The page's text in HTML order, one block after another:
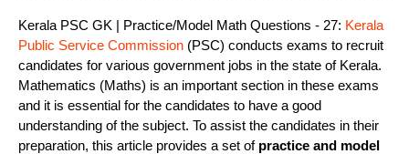
Kerala PSC GK | Practice/Model Math Questions - 27: Kerala
Public Service Commission (PSC) conducts exams to recruit
candidates for various government jobs in the state of Kerala.
Mathematics (Maths) is an important section in these exams
and it is essential for the candidates to have a good
understanding of the subject. To assist the candidates in their
preparation, this article provides a set of practice and model